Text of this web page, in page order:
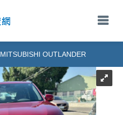
MITSUBISHI OUTLANDER